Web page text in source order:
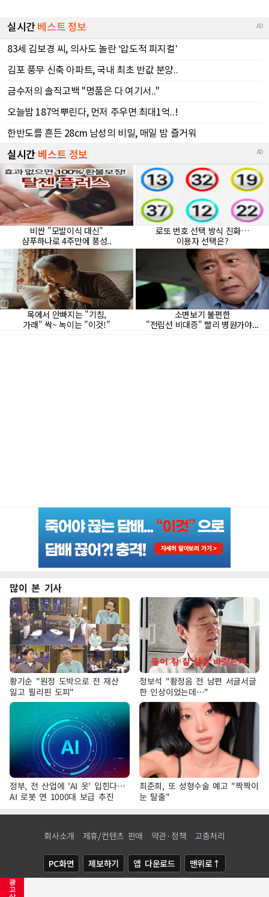
광
고
많이 본 기사
황기순 "원정 도박으로 전 재산
잃고 필리핀 도피"
정보석 "황정음 전 남편 서글서글
한 인상이었는데…"
정부, 전 산업에 'AI 옷' 입힌다…
AI 로봇 연 1000대 보급 추진
최준희, 또 성형수술 예고 "짝짝이
눈 탈출"
회사소개 제휴/컨텐츠 판매 약관·정책 고충처리
PC화면 제보하기 앱 다운로드 맨위로↑